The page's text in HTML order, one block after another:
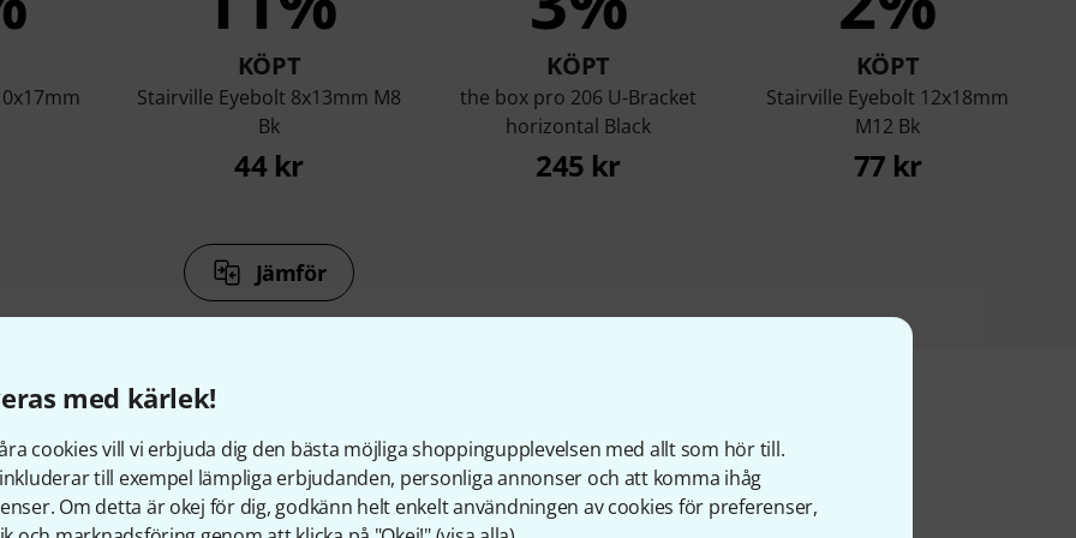
med kärlek!
cookies vill vi erbjuda dig den bästa möjliga shoppingupplevelsen med allt som hör till.
till exempel lämpliga erbjudanden, personliga annonser och att komma ihåg
Om detta är okej för dig, godkänn helt enkelt användningen av cookies för preferenser,
KÖPT
Stairville Eyebolt 8x13mm M8
Bk
44 kr
KÖPT
the box pro 206 U-Bracket
horizontal Black
245 kr
KÖPT
Stairville Eyebolt 12x18mm
M12 Bk
77 kr
Jämför
& matchande produkter